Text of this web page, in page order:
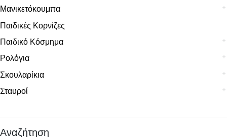
Μανικετόκουμπα
Παιδικές Κορνίζες
Παιδικό Κόσμημα
Ρολόγια
Σκουλαρίκια
Σταυροί
Αναζήτηση